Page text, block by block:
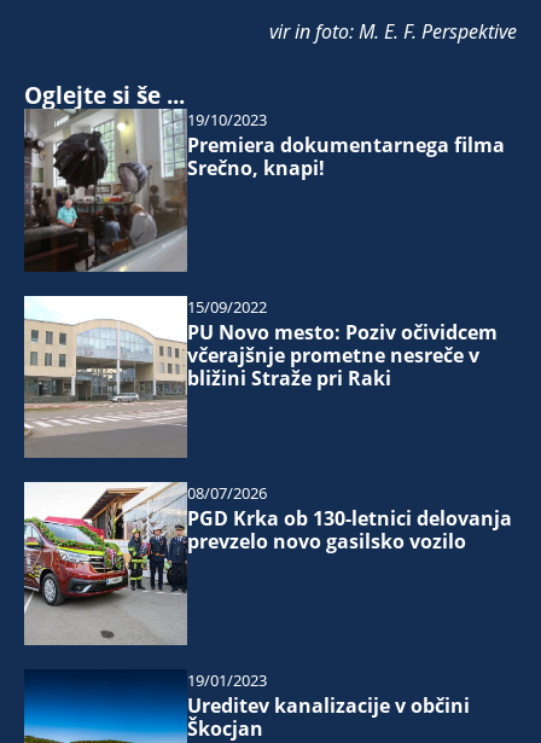
vir in foto: M. E. F. Perspektive
Oglejte si še ...
Premiera dokumentarnega filma
Srečno, knapi!
19/10/2023
PU Novo mesto: Poziv očividcem
včerajšnje prometne nesreče v
bližini Straže pri Raki
15/09/2022
PGD Krka ob 130-letnici delovanja
prevzelo novo gasilsko vozilo
08/07/2026
Ureditev kanalizacije v občini
Škocjan
19/01/2023